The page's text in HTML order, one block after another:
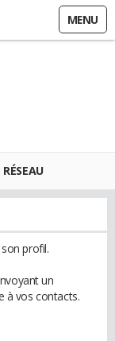
MENU
RÉSEAU
profil.
un
à vos contacts.